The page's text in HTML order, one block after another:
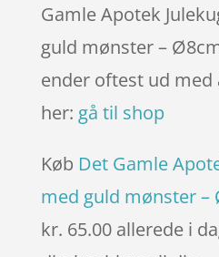
Gamle Apotek
guld mønster –
ender oftest ud
her: gå til shop
Køb Det Gamle
med guld mønster –
kr. 65.00 allerede i